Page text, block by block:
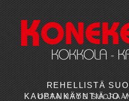
REHELLISTÄ
KAUPANKÄYNTIÄ JO
OSTA MYÖS